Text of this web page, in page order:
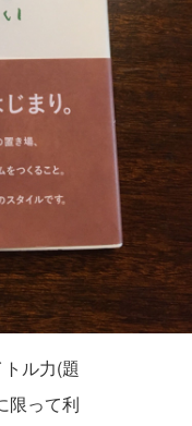
ル力(題
限って利